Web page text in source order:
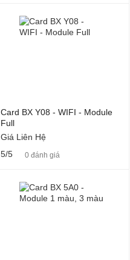
Card BX Y08 - WIFI - Module
Full
Giá Liên Hệ
5/5
0 đánh giá